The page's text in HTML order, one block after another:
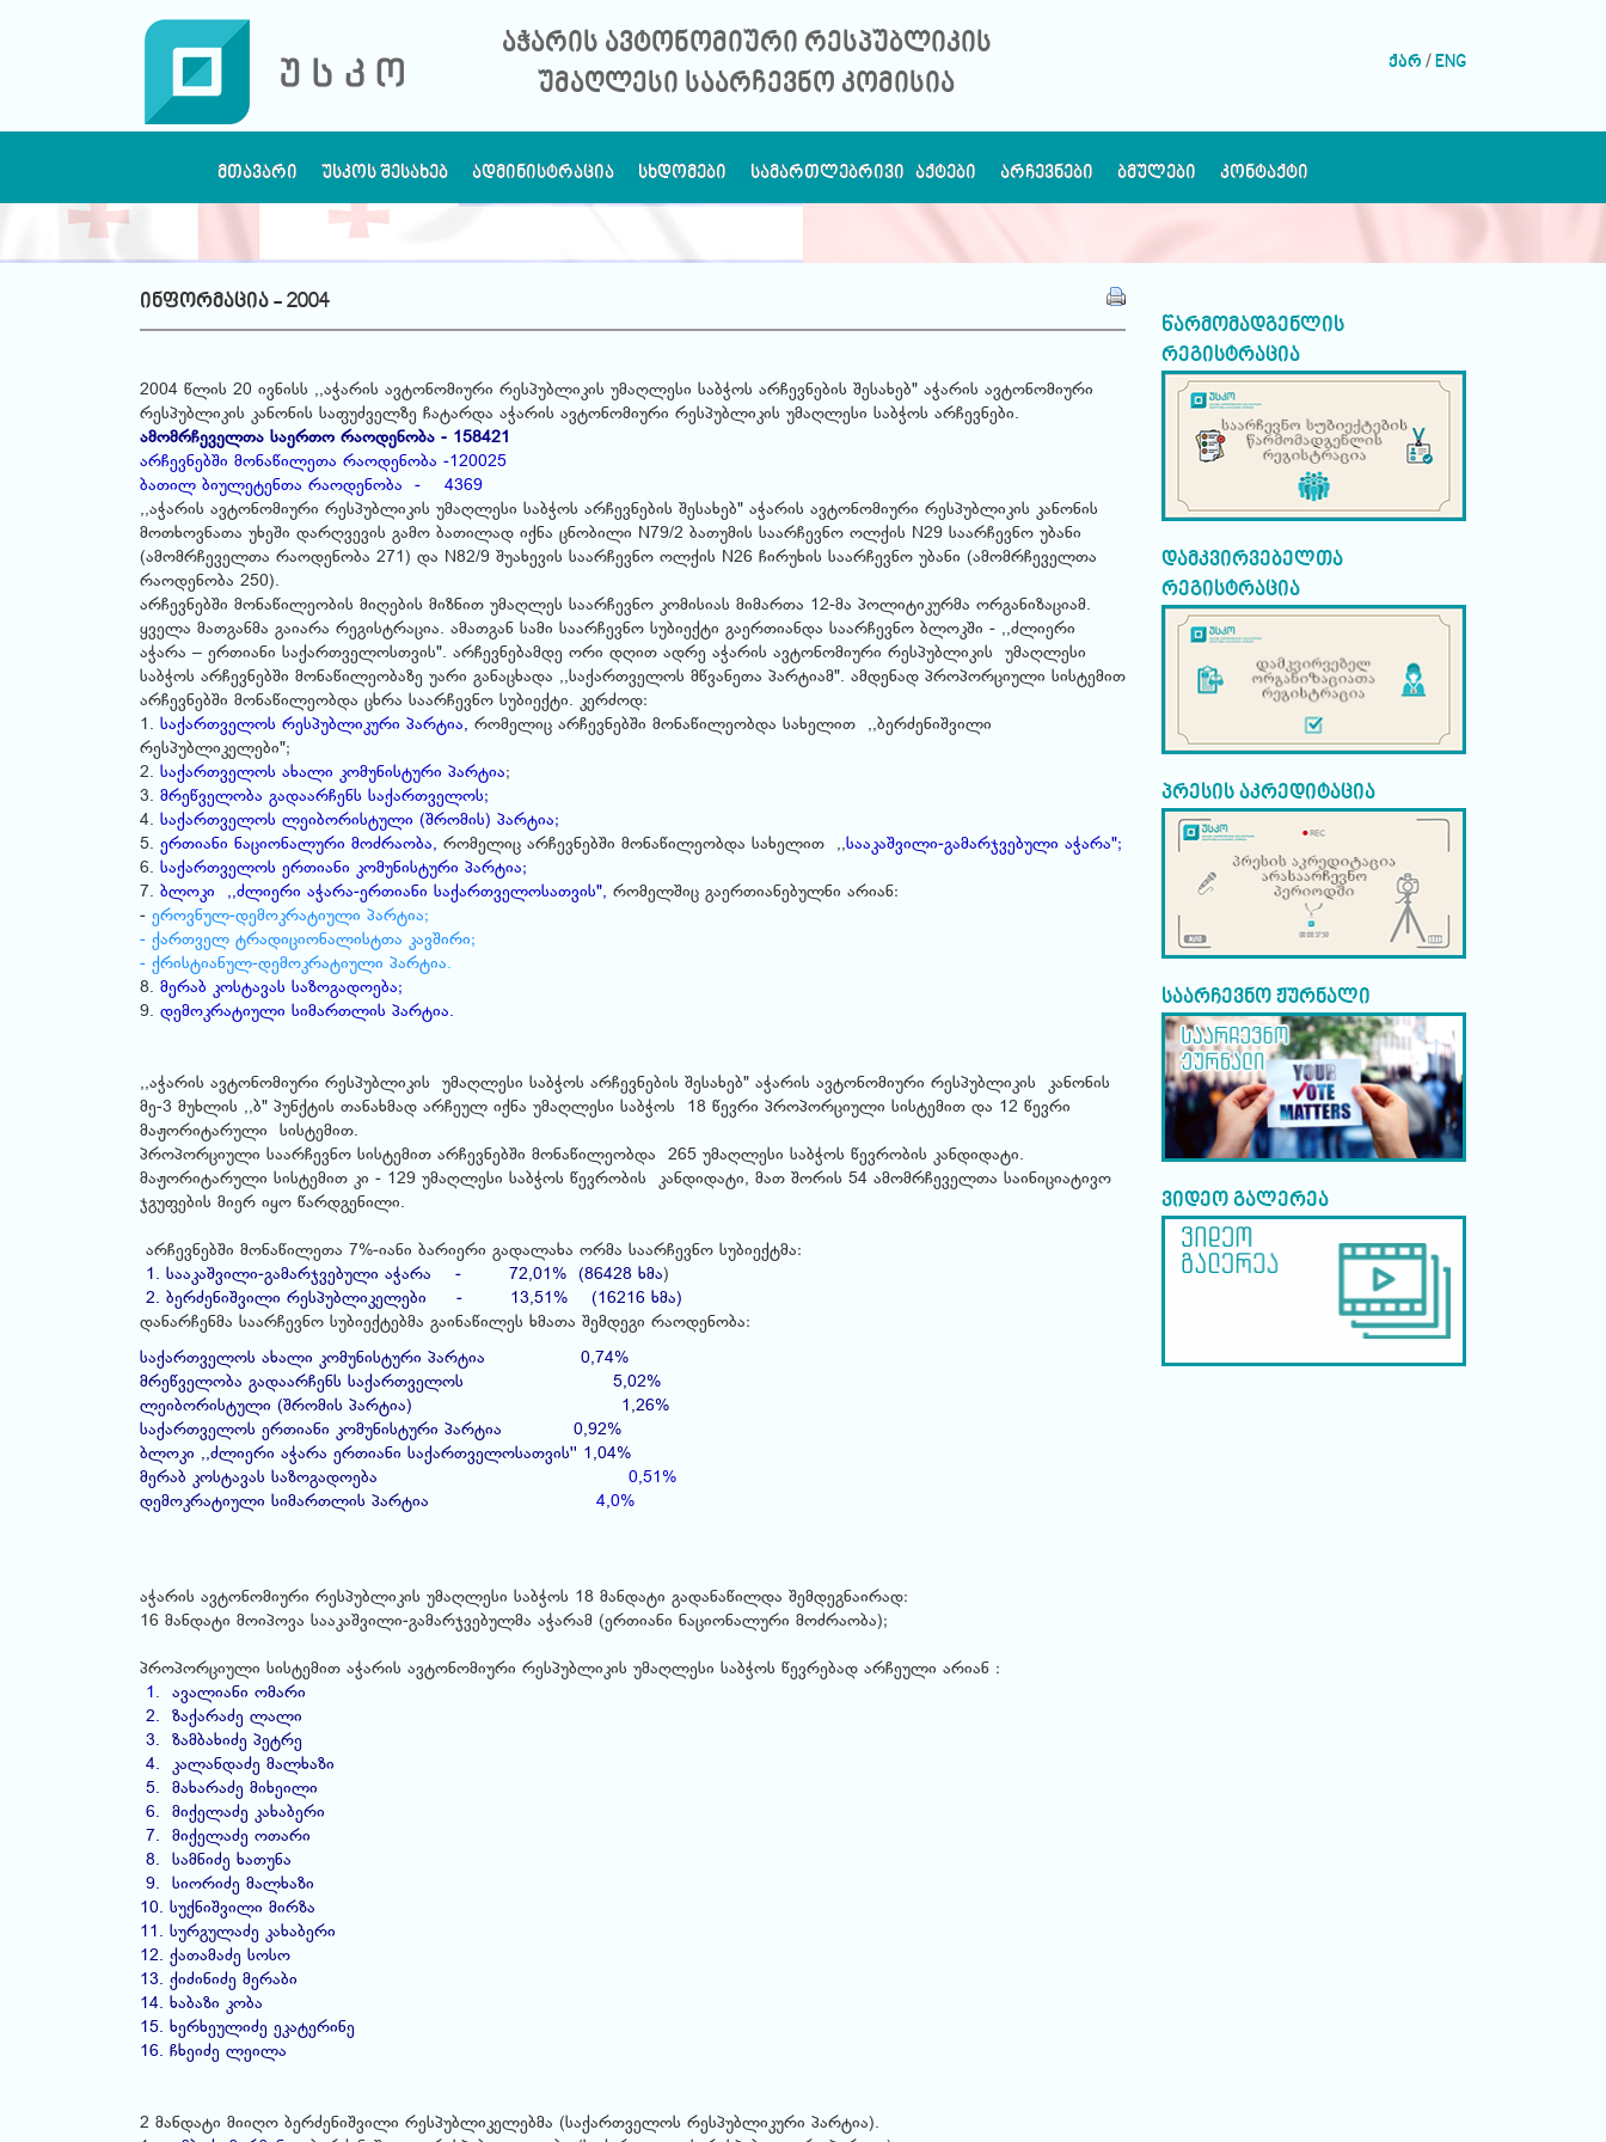
აჭარის ავტონომიური რესპუბლიკის
უმაღლესი საარჩევნო კომისია
ქარ /ENG
ᲛᲗᲐᲕᲐᲠᲘ ᲣᲡᲙᲝᲡ ᲨᲔᲡᲐᲮᲔᲑ ᲐᲓᲛᲘᲜᲘᲡᲢᲠᲐᲪᲘᲐ ᲡᲮᲓᲝᲛᲔᲑᲘ ᲡᲐᲛᲐᲠᲗᲚᲔᲑᲠᲘᲕᲘ ᲐᲥᲢᲔᲑᲘ ᲐᲠᲩᲔᲕᲜᲔᲑᲘ ᲑᲛᲣᲚᲔᲑᲘ ᲙᲝᲜᲢᲐᲥᲢᲘ
ინფორმაცია - 2004
2004 წლის 20 ივნისს ,,აჭარის ავტონომიური რესპუბლიკის უმაღლესი საბჭოს არჩევნების შესახებ" აჭარის ავტონომიური
რესპუბლიკის კანონის საფუძველზე ჩატარდა აჭარის ავტონომიური რესპუბლიკის უმაღლესი საბჭოს არჩევნები.
ამომრჩეველთა საერთო რაოდენობა - 158421
არჩევნებში მონაწილეთა რაოდენობა -120025
ბათილ ბიულეტენთა რაოდენობა - 4369
,,აჭარის ავტონომიური რესპუბლიკის უმაღლესი საბჭოს არჩევნების შესახებ" აჭარის ავტონომიური რესპუბლიკის კანონის
მოთხოვნათა უხეში დარღვევის გამო ბათილად იქნა ცნობილი N79/2 ბათუმის საარჩევნო ოლქის N29 საარჩევნო უბანი
(ამომრჩეველთა რაოდენობა 271) და N82/9 შუახევის საარჩევნო ოლქის N26 ჩირუხის საარჩევნო უბანი (ამომრჩეველთა
რაოდენობა 250).
არჩევნებში მონაწილეობის მიღების მიზნით უმაღლეს საარჩევნო კომისიას მიმართა 12-მა პოლიტიკურმა ორგანიზაციამ.
ყველა მათგანმა გაიარა რეგისტრაცია. ამათგან სამი საარჩევნო სუბიექტი გაერთიანდა საარჩევნო ბლოკში - ,,ძლიერი
აჭარა – ერთიანი საქართველოსთვის". არჩევნებამდე ორი დღით ადრე აჭარის ავტონომიური რესპუბლიკის უმაღლესი
საბჭოს არჩევნებში მონაწილეობაზე უარი განაცხადა ,,საქართველოს მწვანეთა პარტიამ". ამდენად პროპორციული სისტემით
არჩევნებში მონაწილეობდა ცხრა საარჩევნო სუბიექტი. კერძოდ:
1. საქართველოს რესპუბლიკური პარტია, რომელიც არჩევნებში მონაწილეობდა სახელით ,,ბერძენიშვილი
რესპუბლიკელები";
2. საქართველოს ახალი კომუნისტური პარტია;
3. მრეწველობა გადაარჩენს საქართველოს;
4. საქართველოს ლეიბორისტული (შრომის) პარტია;
5. ერთიანი ნაციონალური მოძრაობა, რომელიც არჩევნებში მონაწილეობდა სახელით ,,სააკაშვილი-გამარჯვებული აჭარა";
6. საქართველოს ერთიანი კომუნისტური პარტია;
7. ბლოკი ,,ძლიერი აჭარა-ერთიანი საქართველოსათვის", რომელშიც გაერთიანებულნი არიან:
- ეროვნულ-დემოკრატიული პარტია;
- ქართველ ტრადიციონალისტთა კავშირი;
- ქრისტიანულ-დემოკრატიული პარტია.
8. მერაბ კოსტავას საზოგადოება;
9. დემოკრატიული სიმართლის პარტია.
,,აჭარის ავტონომიური რესპუბლიკის უმაღლესი საბჭოს არჩევნების შესახებ" აჭარის ავტონომიური რესპუბლიკის კანონის
მე-3 მუხლის ,,ბ" პუნქტის თანახმად არჩეულ იქნა უმაღლესი საბჭოს 18 წევრი პროპორციული სისტემით და 12 წევრი
მაჟორიტარული სისტემით.
პროპორციული საარჩევნო სისტემით არჩევნებში მონაწილეობდა 265 უმაღლესი საბჭოს წევრობის კანდიდატი.
მაჟორიტარული სისტემით კი - 129 უმაღლესი საბჭოს წევრობის კანდიდატი, მათ შორის 54 ამომრჩეველთა საინიციატივო
ჯგუფების მიერ იყო წარდგენილი.
არჩევნებში მონაწილეთა 7%-იანი ბარიერი გადალახა ორმა საარჩევნო სუბიექტმა:
1. სააკაშვილი-გამარჯვებული აჭარა - 72,01% (86428 ხმა)
2. ბერძენიშვილი რესპუბლიკელები - 13,51% (16216 ხმა)
დანარჩენმა საარჩევნო სუბიექტებმა გაინაწილეს ხმათა შემდეგი რაოდენობა:
საქართველოს ახალი კომუნისტური პარტია 0,74%
მრეწველობა გადაარჩენს საქართველოს 5,02%
ლეიბორისტული (შრომის პარტია) 1,26%
საქართველოს ერთიანი კომუნისტური პარტია 0,92%
ბლოკი ,,ძლიერი აჭარა ერთიანი საქართველოსათვის'' 1,04%
მერაბ კოსტავას საზოგადოება
0,51%
დემოკრატიული სიმართლის პარტია
4,0%
აჭარის ავტონომიური რესპუბლიკის უმაღლესი საბჭოს 18 მანდატი გადანაწილდა შემდეგნაირად:
16 მანდატი მოიპოვა სააკაშვილი-გამარჯვებულმა აჭარამ (ერთიანი ნაციონალური მოძრაობა);
პროპორციული სისტემით აჭარის ავტონომიური რესპუბლიკის უმაღლესი საბჭოს წევრებად არჩეული არიან :
1. ავალიანი ომარი
2. ზაქარაძე ლალი
3. ზამბახიძე პეტრე
4. კალანდაძე მალხაზი
5. მახარაძე მიხეილი
6. მიქელაძე კახაბერი
7. მიქელაძე ოთარი
8. სამნიძე ხათუნა
9. სიორიძე მალხაზი
10. სუქნიშვილი მირზა
11. სურგულაძე კახაბერი
12. ქათამაძე სოსო
13. ქიძინიძე მერაბი
14. ხაბაზი კობა
15. ხერხეულიძე ეკატერინე
16. ჩხეიძე ლეილა
2 მანდატი მიიღო ბერძენიშვილი რესპუბლიკელებმა (საქართველოს რესპუბლიკური პარტია).
წარმომადგენლის
რეგისტრაცია
დამკვირვებელთა
რეგისტრაცია
პრესის აკრედიტაცია
საარჩევნო ჟურნალი
ვიდეო გალერეა